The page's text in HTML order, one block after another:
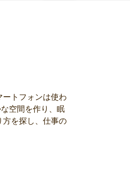
トフォンは使わ
空間を作り、眠
方を探し、仕事の